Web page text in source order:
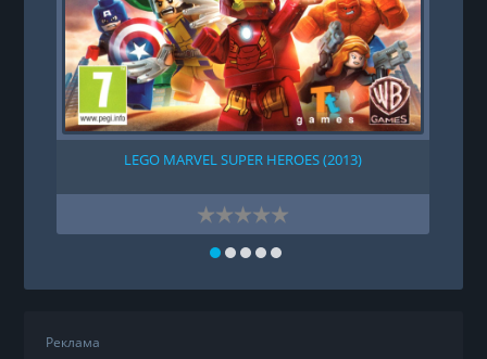
LEGO MARVEL SUPER HEROES (2013)
Реклама